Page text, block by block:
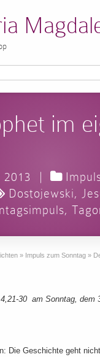
im
|
Dostojewski,
,
» Impuls zum Sonntag »
30 am Sonntag, dem
Die Geschichte geht